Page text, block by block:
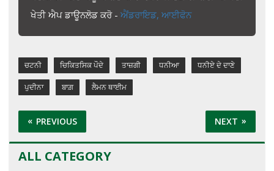
ਖੇਤੀ ਐਪ ਡਾਊਨਲੋਡ ਕਰੋ - ਐਂਡਰਾਇਡ, ਆਈਫੋਨ
ਚਟਨੀ ਚਿਕਿਤਸਿਕ ਪੌਦੇ ਤਾਜ਼ਗੀ ਧਨੀਆ ਧਨੀਏ ਦੇ ਦਾਣੇ
ਪੁਦੀਨਾ ਬਾਗ਼ ਲੈਮਨ ਥਾਈਮ
PREVIOUS NEXT
ALL CATEGORY